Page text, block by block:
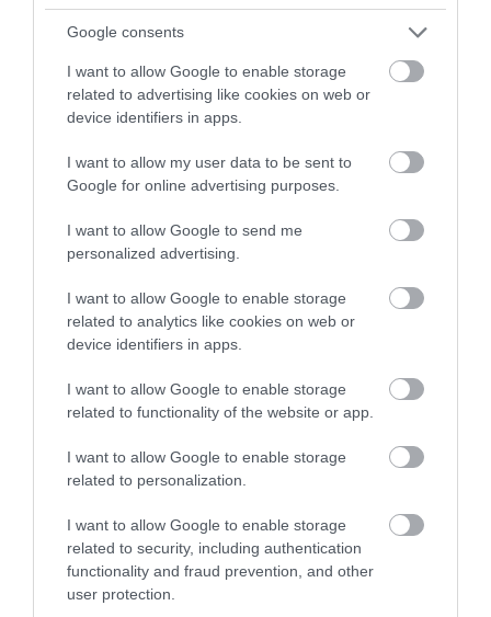
Google consents
I want to allow Google to enable storage
related to advertising like cookies on web or
device identifiers in apps.
I want to allow my user data to be sent to
Google for online advertising purposes.
I want to allow Google to send me
personalized advertising.
I want to allow Google to enable storage
related to analytics like cookies on web or
device identifiers in apps.
I want to allow Google to enable storage
related to functionality of the website or app.
I want to allow Google to enable storage
related to personalization.
I want to allow Google to enable storage
related to security, including authentication
functionality and fraud prevention, and other
user protection.